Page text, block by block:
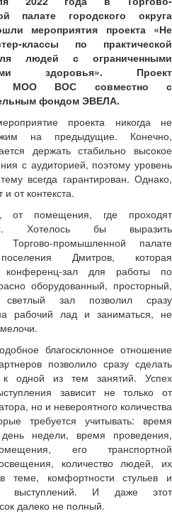
палате городского округа
мероприятия проекта «Не
классы по практической
людей с ограниченными
здоровья». Проект
МОО ВОС совместно с
фондом ЭВЕЛА.
проекта никогда не
на предыдущие. Конечно,
держать стабильно высокое
с аудиторией, поэтому уровень
всегда гарантирован. Однако,
от контекста.
от помещения, где проходят
Хотелось бы выразить
Торгово-промышленной палате
Дмитров, которая
конференц-зал для работы по
оборудованный, просторный,
светлый зал позволил сразу
рабочий лад и заниматься, не
благосклонное отношение
позволило сразу сделать
к одной из тем занятий. Успех
зависит не только от
но и невероятного количества
требуется учитывать: время
недели, время проведения,
его транспортной
количество людей, их
теме, комфортности стульев и
выступлений. И даже этот
далеко не полный.